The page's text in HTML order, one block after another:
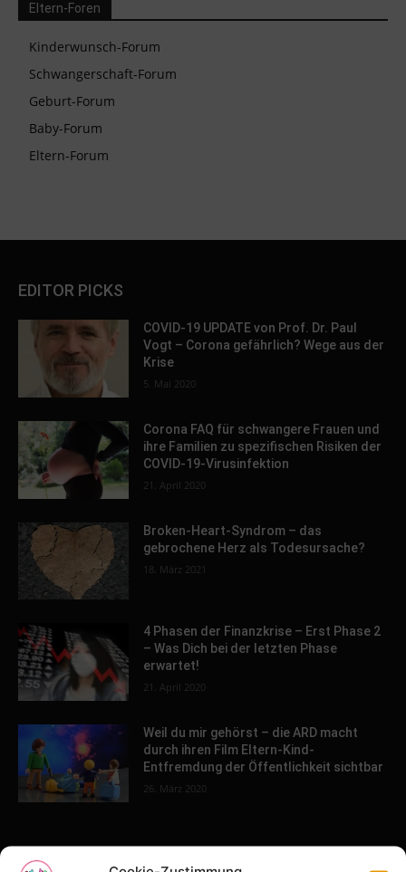
Eltern-Foren
Kinderwunsch-Forum
Schwangerschaft-Forum
Geburt-Forum
Baby-Forum
Eltern-Forum
EDITOR PICKS
COVID-19 UPDATE von Prof. Dr. Paul
Vogt – Corona gefährlich? Wege aus der
Krise
5. Mai 2020
Corona FAQ für schwangere Frauen und
ihre Familien zu spezifischen Risiken der
COVID-19-Virusinfektion
21. April 2020
Broken-Heart-Syndrom – das
gebrochene Herz als Todesursache?
18. März 2021
4 Phasen der Finanzkrise – Erst Phase 2
– Was Dich bei der letzten Phase
erwartet!
21. April 2020
Weil du mir gehörst – die ARD macht
durch ihren Film Eltern-Kind-
Entfremdung der Öffentlichkeit sichtbar
26. März 2020
POPULAR POSTS